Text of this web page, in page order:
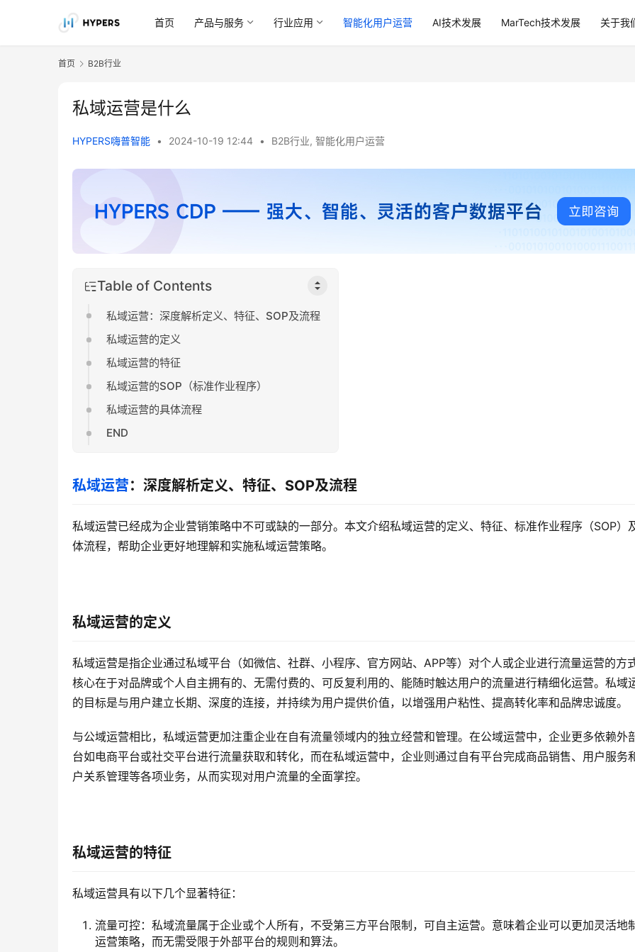
首页 产品与服务 行业应用 智能化用户运营 AI技术发展 MarTech技术发展 关于我
首页 B2B行业
私域运营是什么
HYPERS嗨普智能 • 2024-10-19 12:44 • B2B行业, 智能化用户运营
Table of Contents
私域运营：深度解析定义、特征、SOP及流程
私域运营的定义
私域运营的特征
私域运营的SOP（标准作业程序）
私域运营的具体流程
END
私域运营：深度解析定义、特征、SOP及流程
私域运营已经成为企业营销策略中不可或缺的一部分。本文介绍私域运营的定义、特征、标准作业程序（SOP）
体流程，帮助企业更好地理解和实施私域运营策略。
私域运营的定义
私域运营是指企业通过私域平台（如微信、社群、小程序、官方网站、APP等）对个人或企业进行流量运营的方式
核心在于对品牌或个人自主拥有的、无需付费的、可反复利用的、能随时触达用户的流量进行精细化运营。私域
的目标是与用户建立长期、深度的连接，并持续为用户提供价值，以增强用户粘性、提高转化率和品牌忠诚度。
与公域运营相比，私域运营更加注重企业在自有流量领域内的独立经营和管理。在公域运营中，企业更多依赖外
台如电商平台或社交平台进行流量获取和转化，而在私域运营中，企业则通过自有平台完成商品销售、用户服务
户关系管理等各项业务，从而实现对用户流量的全面掌控。
私域运营的特征
私域运营具有以下几个显著特征：
流量可控：私域流量属于企业或个人所有，不受第三方平台限制，可自主运营。意味着企业可以更加灵活地
运营策略，而无需受限于外部平台的规则和算法。